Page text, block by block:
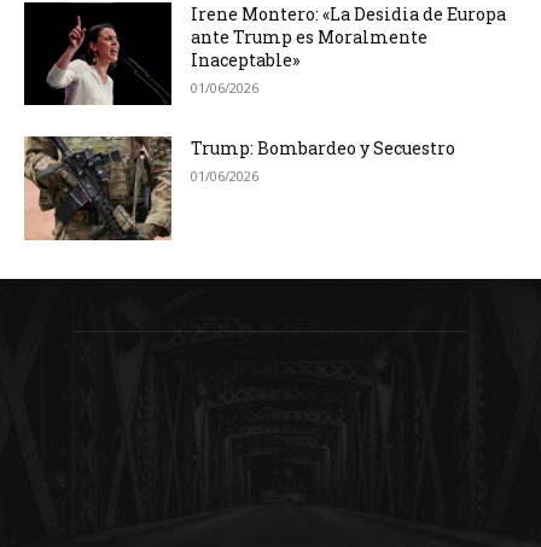
Irene Montero: «La Desidia de Europa
ante Trump es Moralmente
Inaceptable»
01/06/2026
Trump: Bombardeo y Secuestro
01/06/2026